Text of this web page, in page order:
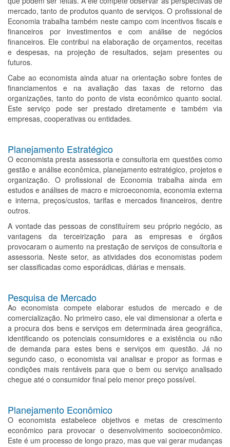
mercado, tanto de produtos quanto de serviços. O profissional de
Economia trabalha também neste campo com incentivos fiscais e
financeiros por investimentos e com análise de negócios
financeiros. Ele contribui na elaboração de orçamentos, receitas
e despesas, na projeção de resultados, sejam presentes ou
futuros.
Cabe ao economista ainda atuar na orientação sobre fontes de
financiamentos e na avaliação das taxas de retorno das
organizações, tanto do ponto de vista econômico quanto social.
Este serviço pode ser prestado diretamente e também via
empresas, cooperativas ou entidades.
Planejamento Estratégico
O economista presta assessoria e consultoria em questões como
gestão e análise econômica, planejamento estratégico, projetos e
organização. O profissional de Economia trabalha ainda em
estudos e análises de macro e microeconomia, economia externa
e interna, preços/custos, tarifas e mercados financeiros, dentre
outros.
A vontade das pessoas de constituírem seu próprio negócio, as
vantagens da terceirização para as empresas e órgãos
provocaram o aumento na prestação de serviços de consultoria e
assessoria. Neste setor, as atividades dos economistas podem
ser classificadas como esporádicas, diárias e mensais.
Pesquisa de Mercado
Ao economista compete elaborar estudos de mercado e de
comercialização. No primeiro caso, ele vai dimensionar a oferta e
a procura dos bens e serviços em determinada área geográfica,
identificando os potenciais consumidores e a existência ou não
de demanda para estes bens e serviços em questão. Já no
segundo caso, o economista vai analisar e propor as formas e
condições mais rentáveis para que o bem ou serviço analisado
chegue até o consumidor final pelo menor preço possível.
Planejamento Econômico
O economista estabelece objetivos e metas de crescimento
econômico para provocar o desenvolvimento socioeconômico.
Este é um processo de longo prazo, mas que vai gerar mudanças